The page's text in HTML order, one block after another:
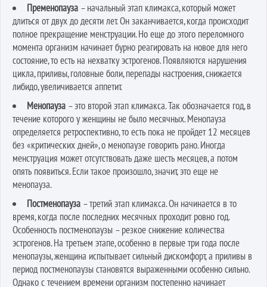
Пременопауза – начальный этап климакса, который может
длиться от двух до десяти лет. Он заканчивается, когда происходит
полное прекращение менструации. Но еще до этого переломного
момента организм начинает бурно реагировать на новое для него
состояние, то есть на нехватку эстрогенов. Появляются нарушения
цикла, приливы, головные боли, перепады настроения, снижается
либидо, увеличивается аппетит.
Менопауза – это второй этап климакса. Так обозначается год, в
течение которого у женщины не было месячных. Менопауза
определяется ретроспективно, то есть пока не пройдет 12 месяцев
без «критических дней», о менопаузе говорить рано. Иногда
менструация может отсутствовать даже шесть месяцев, а потом
опять появиться. Если такое произошло, значит, это еще не
менопауза.
Постменопауза – третий этап климакса. Он начинается в то
время, когда после последних месячных проходит ровно год.
Особенность постменопаузы – резкое снижение количества
эстрогенов. На третьем этапе, особенно в первые три года после
менопаузы, женщина испытывает сильный дискомфорт, а приливы в
период постменопаузы становятся выраженными особенно сильно.
Однако с течением времени организм постепенно начинает